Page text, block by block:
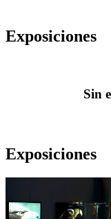
Exposiciones
Sin
Exposiciones